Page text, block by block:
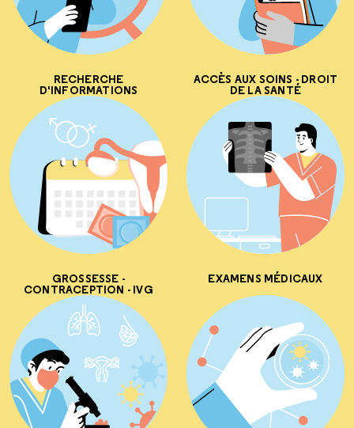
RECHERCHE
D'INFORMATIONS
ACCÈS AUX SOINS - DROIT
DE LA SANTÉ
GROSSESSE -
CONTRACEPTION - IVG
EXAMENS MÉDICAUX